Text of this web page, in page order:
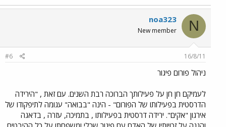
N
noa323
New member
16/8/11
#6
ניהול פורום פיגור
לעמיקם חן חן על פעילותך הברוכה רבת השנים. עם זאת , "הירידה
הדרסטית בפעילותו של הפורום" - הינה "בבואה" עגומה לתיפקודו של
אירגון "אקים". ירידה דרסטית בפעילותו , בתמיכה, עזרה , בדאגה